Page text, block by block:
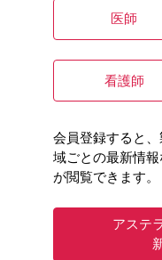
医師
看護師
会員登録すると
域ごとの最新情
が閲覧できます。
アステ